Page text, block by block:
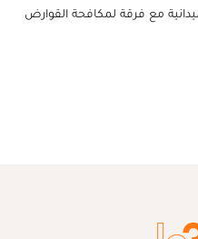
مع فرقة لمكافحة القوارض